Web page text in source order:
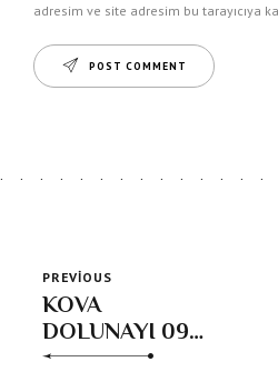
adresim ve site adresim bu tarayıcıya
POST COMMENT
PREVIOUS
KOVA
DOLUNAYI 09
Ağustos 2025